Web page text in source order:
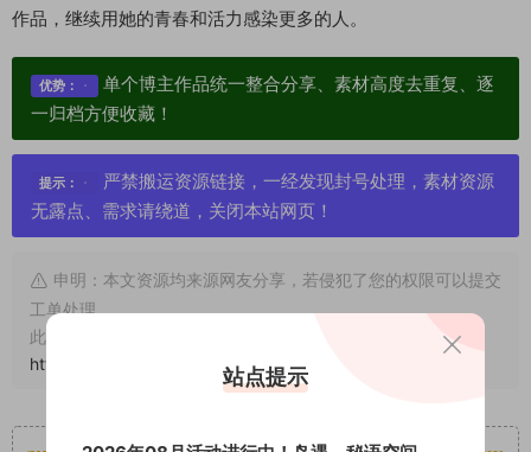
作品，继续用她的青春和活力感染更多的人。
优势：
单个博主作品统一整合分享、素材高度去重复、逐
一归档方便收藏！
提示：
严禁搬运资源链接，一经发现封号处理，素材资源
无露点、需求请绕道，关闭本站网页！
申明：本文资源均来源网友分享，若侵犯了您的权限可以提交
工单处理。
此外本文章皆属于原创文章，转载请注明出处！原文链接：
https://www.vmiba.com/18326.html
站点提示